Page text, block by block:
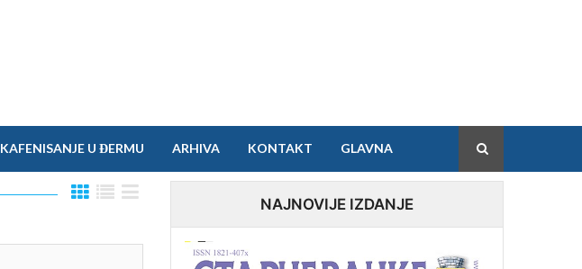
KAFENISANJE U ĐERMU ARHIVA KONTAKT GLAVNA
NAJNOVIJE IZDANJE